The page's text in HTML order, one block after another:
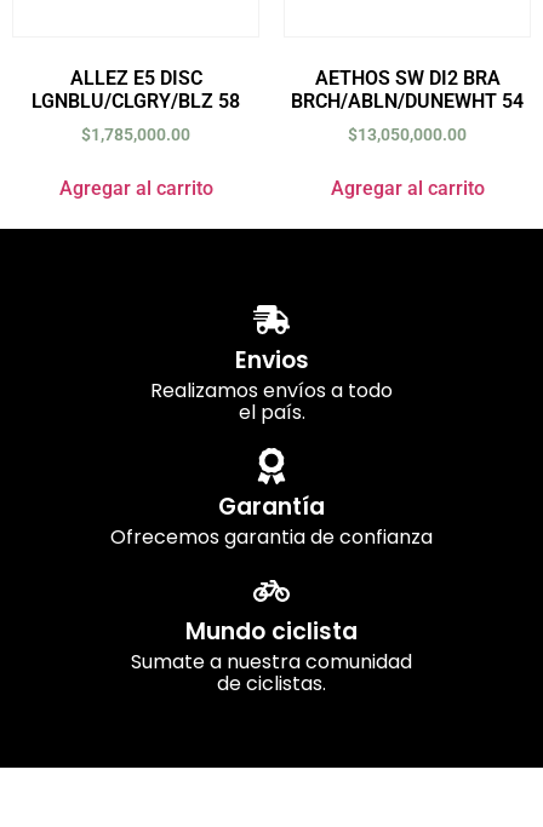
ALLEZ E5 DISC
LGNBLU/CLGRY/BLZ 58
$1,785,000.00
Agregar al carrito
AETHOS SW DI2 BRA
BRCH/ABLN/DUNEWHT 54
$13,050,000.00
Agregar al carrito
Envios
Realizamos envíos a todo
el país.
Garantía
Ofrecemos garantia de confianza
Mundo ciclista
Sumate a nuestra comunidad
de ciclistas.